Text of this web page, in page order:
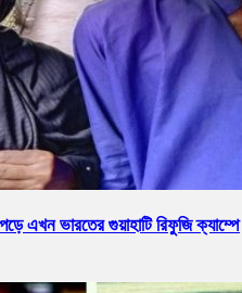
পড়ে এখন ভারতের গুয়াহাটি রিফুজি ক্যাম্পে